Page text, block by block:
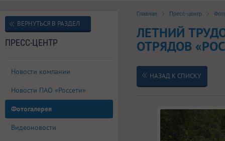
Главная Пресс-центр
ЛЕТНИЙ
ОТРЯДОВ
НАЗАД К СПИСКУ
ВЕРНУТЬСЯ В РАЗДЕЛ
ПРЕСС-ЦЕНТР
Новости компании
Новости ПАО «Россети»
Фотогалерея
Видеоновости